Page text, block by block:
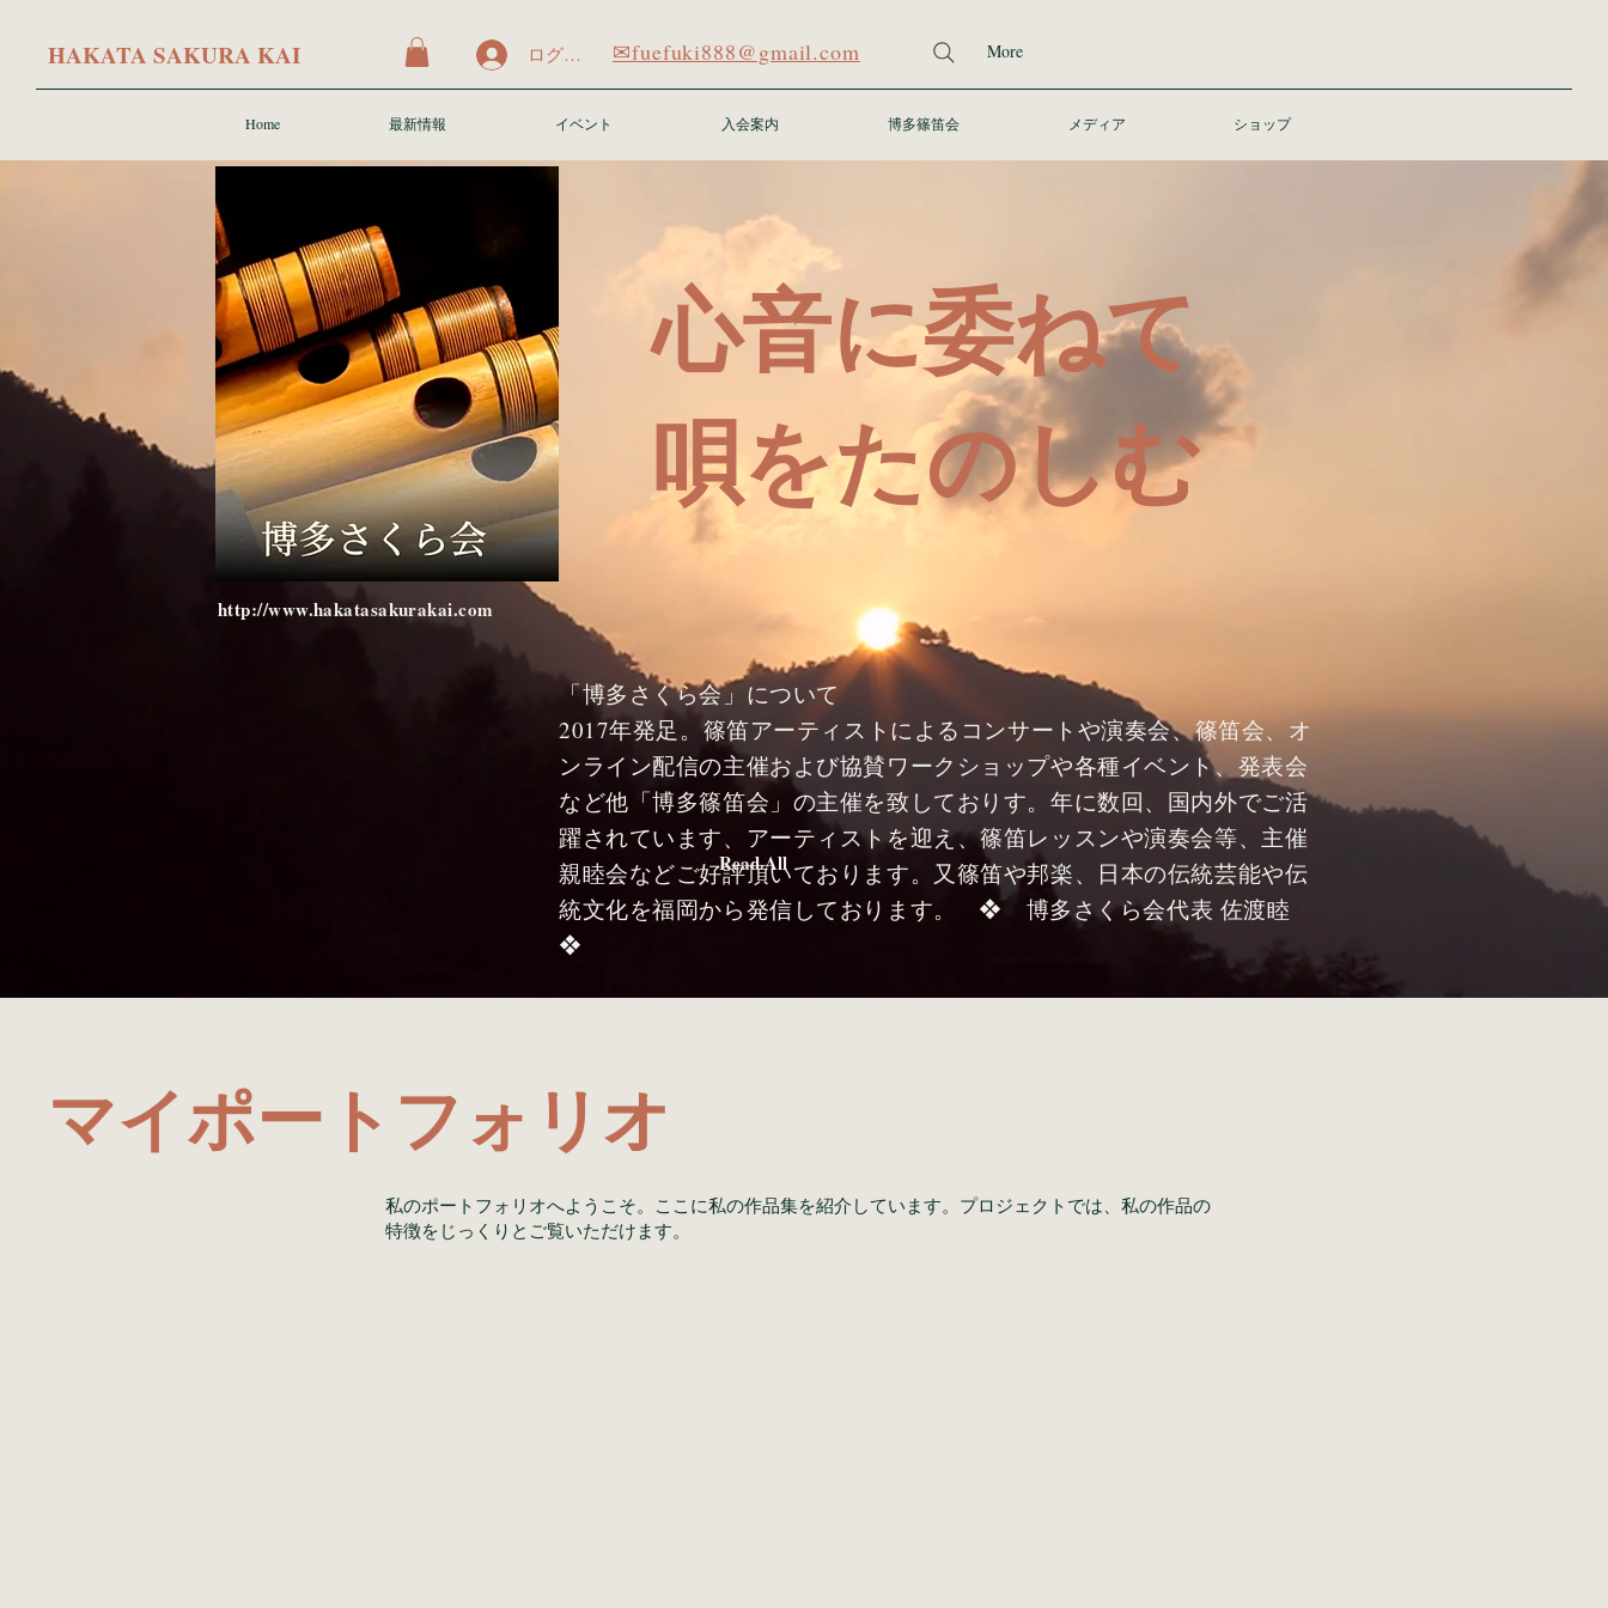
​HAKATA SAKURA KAI ログイン ✉fuefuki888@gmail.com More
Home 最新情報 イベント 入会案内 博多篠笛会 メディア ショップ
心音に委ねて
唄をたのしむ
http://www.hakatasakurakai.com
「博多さくら会」について
2017年発足。篠笛アーティストによるコンサートや演奏会、篠笛会、オ
ンライン配信の主催および協賛ワークショップや各種イベント、発表会
など他「博多篠笛会」の主催を致しておりす。年に数回、国内外でご活
躍されています、アーティストを迎え、篠笛レッスンや演奏会等、主催
親睦会などご好評頂いております。又篠笛や邦楽、日本の伝統芸能や伝
統文化を福岡から発信しております。 ❖ 博多さくら会代表 佐渡睦
❖
Read All
マイポートフォリオ
私のポートフォリオへようこそ。ここに私の作品集を紹介しています。プロジェクトでは、私の作品の
特徴をじっくりとご覧いただけます。